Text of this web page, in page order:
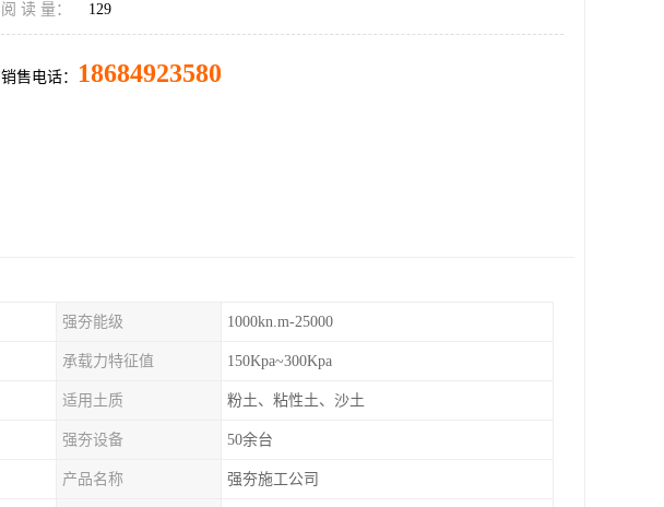
阅 读 量： 129
销售电话： 18684923580
强夯能级 1000kn.m-25000
承载力特征值 150Kpa~300Kpa
适用土质 粉土、粘性土、沙土
强夯设备 50余台
产品名称 强夯施工公司